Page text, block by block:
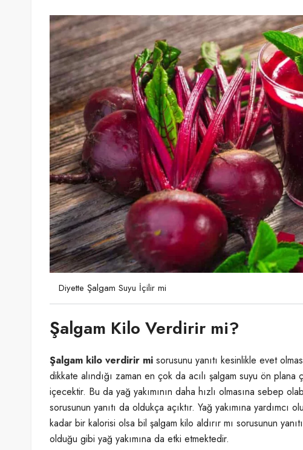
Diyette Şalgam Suyu İçilir mi
Şalgam Kilo Verdirir mi?
Şalgam kilo verdirir mi sorusunu yanıtı kesinlikle evet
dikkate alındığı zaman en çok da acılı şalgam suyu ön
içecektir. Bu da yağ yakımının daha hızlı olmasına sebep
sorusunun yanıtı da oldukça açıktır. Yağ yakımına yardımcı
kadar bir kalorisi olsa bil şalgam kilo aldırır mı sorusunun
olduğu gibi yağ yakımına da etki etmektedir.